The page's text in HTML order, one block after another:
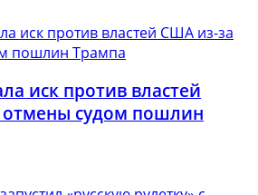
иск против властей
судом пошлин